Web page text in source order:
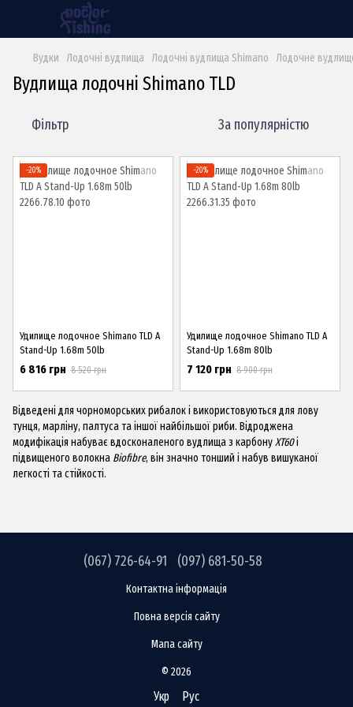
Вудки Лодочні вудлища Лодочні вудлища Shimano Лодочне
Вудлища лодочні Shimano TLD
Фільтр За популярністю
−20%
Удилище лодочное Shimano TLD A
Stand-Up 1.68m 50lb
6 816 грн 8 520 грн
−20%
Удилище лодочное Shimano TLD A
Stand-Up 1.68m 80lb
7 120 грн 8 900 грн
Відведені для чорноморських рибалок і використовуються для лову
тунця, марліну, палтуса та іншої найбільшої риби. Відроджена
модифікація набуває вдосконаленого вудлища з карбонуXT60і
підвищеного волокна Biofibre, він значно тонший і набув вишуканої
легкості та стійкості.
(067) 726-64-91 (097) 681-50-58
Контактна інформація
Повна версія сайту
Мапа сайту
© 2026
Укр Рус